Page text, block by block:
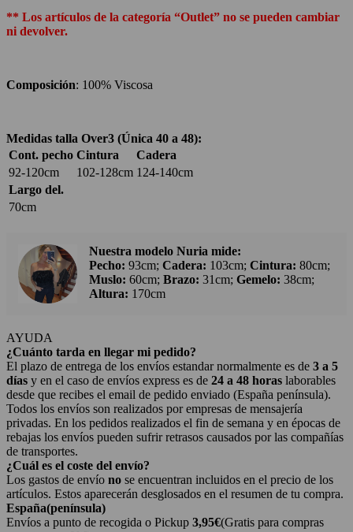
** Los artículos de la categoría “Outlet” no se pueden cambiar
ni devolver.
Composición: 100% Viscosa
Medidas talla Over3 (Única 40 a 48):
Cont. pecho Cintura
Cadera
92-120cm
102-128cm 124-140cm
Largo del.
70cm
Nuestra modelo Nuria mide:
Pecho: 93cm; Cadera: 103cm; Cintura: 80cm;
Muslo: 60cm; Brazo: 31cm; Gemelo: 38cm;
Altura: 170cm
AYUDA
¿Cuánto tarda en llegar mi pedido?
El plazo de entrega de los envíos estandar normalmente es de 3 a 5
días y en el caso de envíos express es de 24 a 48 horas laborables
desde que recibes el email de pedido enviado (España península).
Todos los envíos son realizados por empresas de mensajería
privadas. En los pedidos realizados el fin de semana y en épocas de
rebajas los envíos pueden sufrir retrasos causados por las compañías
de transportes.
¿Cuál es el coste del envío?
Los gastos de envío no se encuentran incluidos en el precio de los
artículos. Estos aparecerán desglosados en el resumen de tu compra.
España(península)
Envíos a punto de recogida o Pickup 3,95€(Gratis para compras